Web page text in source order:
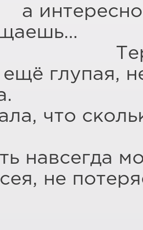
и
глупая,
что
навсегда
не